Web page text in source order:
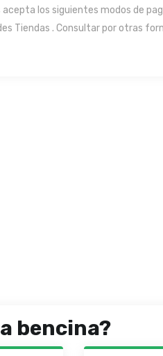
los siguientes modos de
Tiendas . Consultar por otras
bencina?